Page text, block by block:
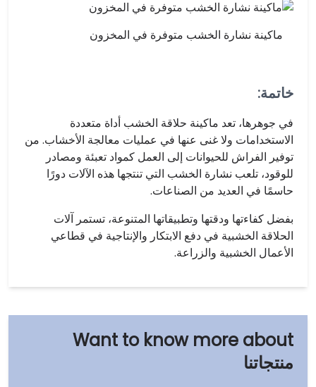
منتجاتنا
ماكينة نشارة الخشب متوفرة في المخزون
خاتمة:
في جوهرها، تعد ماكينة حلاقة الخشب أداة متعددة
الاستخدامات ولا غنى عنها في عمليات معالجة الأخشاب. من
توفير الفراش للحيوانات إلى العمل كمواد تعبئة ومصادر
للوقود، تلعب نشارة الخشب التي تنتجها هذه الآلات دورًا
حاسمًا في العديد من الصناعات.
بفضل كفاءتها ودقتها وتطبيقاتها المتنوعة، تستمر آلات
الحلاقة الخشبية في دفع الابتكار والإنتاجية في قطاعي
الأعمال الخشبية والزراعة.